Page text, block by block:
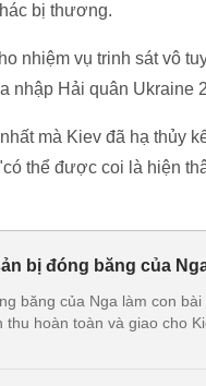
bị thương.
nhiệm vụ trinh sát vô
nhập Hải quân Ukraine
mà Kiev đã hạ thủy
thể được coi là hiện
bị đóng băng của
băng của Nga làm con
hoàn toàn và giao cho